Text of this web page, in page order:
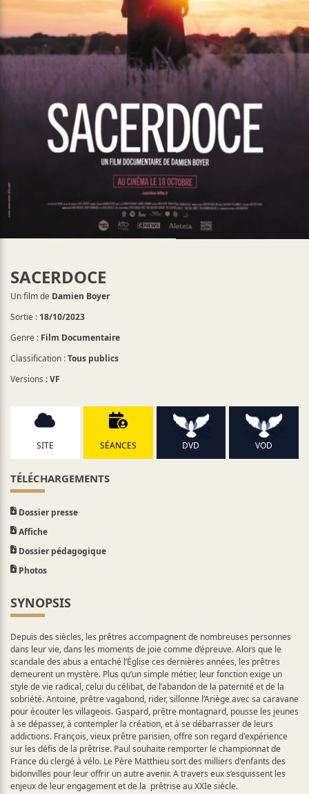
SACERDOCE
Un film de Damien Boyer
Sortie : 18/10/2023
Genre : Film Documentaire
Classification :Tous publics
Versions :VF
SITE SÉANCES DVD VOD
TÉLÉCHARGEMENTS
Dossier presse
Affiche
Dossier pédagogique
Photos
SYNOPSIS
Depuis des siècles, les prêtres accompagnent de nombreuses personnes
dans leur vie, dans les moments de joie comme d’épreuve. Alors que le
scandale des abus a entaché l’Église ces dernières années, les prêtres
demeurent un mystère. Plus qu’un simple métier, leur fonction exige un
style de vie radical, celui du célibat, de l’abandon de la paternité et de la
sobriété. Antoine, prêtre vagabond, rider, sillonne l’Ariège avec sa caravane
pour écouter les villageois. Gaspard, prêtre montagnard, pousse les jeunes
à se dépasser, à contempler la création, et à se débarrasser de leurs
addictions. François, vieux prêtre parisien, offre son regard d'expérience
sur les défis de la prêtrise. Paul souhaite remporter le championnat de
France du clergé à vélo. Le Père Matthieu sort des milliers d'enfants des
bidonvilles pour leur offrir un autre avenir. A travers eux s’esquissent les
enjeux de leur engagement et de la prêtrise au XXIe siècle.